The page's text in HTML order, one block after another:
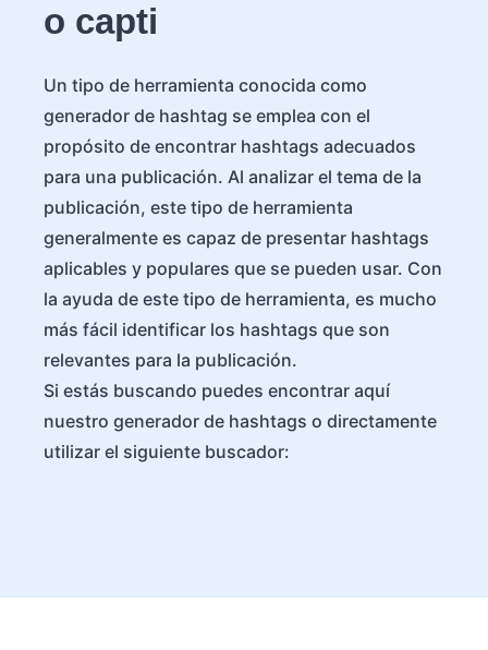
o capti
Un tipo de herramienta conocida como
generador de hashtag se emplea con el
propósito de encontrar hashtags adecuados
para una publicación. Al analizar el tema de la
publicación, este tipo de herramienta
generalmente es capaz de presentar hashtags
aplicables y populares que se pueden usar. Con
la ayuda de este tipo de herramienta, es mucho
más fácil identificar los hashtags que son
relevantes para la publicación.
Si estás buscando puedes encontrar aquí
nuestro generador de hashtags o directamente
utilizar el siguiente buscador: